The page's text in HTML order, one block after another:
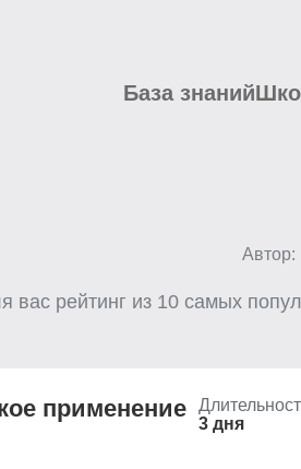
База знаний
Автор:
вас рейтинг из 10 самых
применение
3 дня